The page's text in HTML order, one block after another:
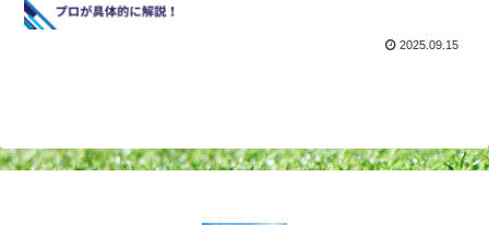
2025.09.15